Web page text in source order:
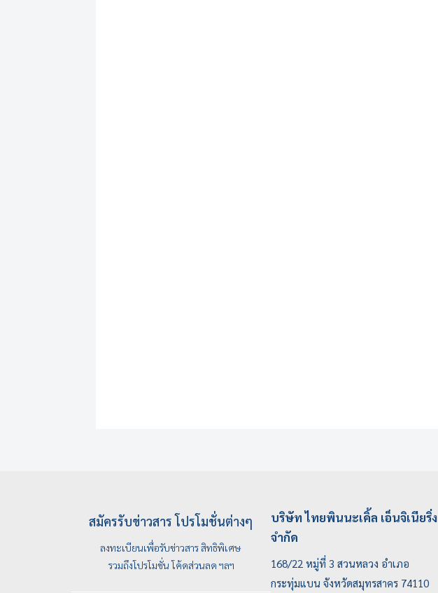
สมัครรับข่าวสาร โปรโมชั่นต่างๆ
ลงทะเบียนเพื่อรับข่าวสาร สิทธิพิเศษ
รวมถึงโปรโมชั่น โค้ดส่วนลด ฯลฯ
บริษัท ไทยพินนะเคิ้ล เอ็นจิเนียริ่ง
จำกัด
168/22 หมู่ที่ 3 สวนหลวง อำเภอ
กระทุ่มแบน จังหวัดสมุทรสาคร 74110